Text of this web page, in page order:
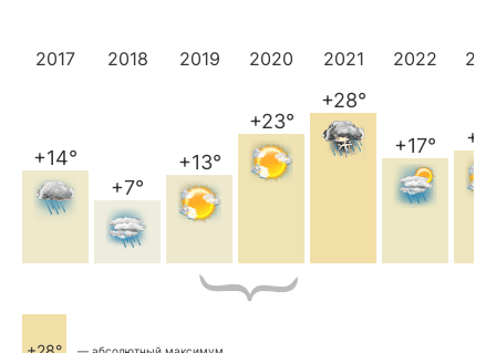
2017
+14°
2018
+7°
2019
+13°
2020
+23°
2021
+28°
2022
+17°